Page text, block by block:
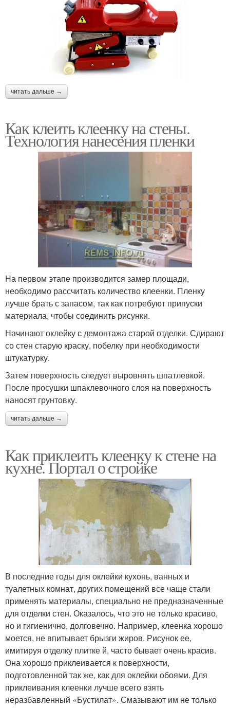
читать дальше →
Как клеить клеенку на стены.
Технология нанесения пленки
На первом этапе производится замер площади,
необходимо рассчитать количество клеенки. Пленку
лучше брать с запасом, так как потребуют припуски
материала, чтобы соединить рисунки.
Начинают оклейку с демонтажа старой отделки. Сдирают
со стен старую краску, побелку при необходимости
штукатурку.
Затем поверхность следует выровнять шпатлевкой.
После просушки шпаклевочного слоя на поверхность
наносят грунтовку.
читать дальше →
Как приклеить клеенку к стене на
кухне. Портал о стройке
В последние годы для оклейки кухонь, ванных и
туалетных комнат, других помещений все чаще стали
применять материалы, специально не предназначенные
для отделки стен. Оказалось, что это не только красиво,
но и гигиенично, долговечно. Например, клеенка хорошо
моется, не впитывает брызги жиров. Рисунок ее,
имитируя отделку плитке й, часто бывает очень красив.
Она хорошо приклеивается к поверхности,
подготовленной так же, как для оклейки обоями. Для
приклеивания клеенки лучше всего взять
неразбавленный «Бустилат». Смазывают им не только